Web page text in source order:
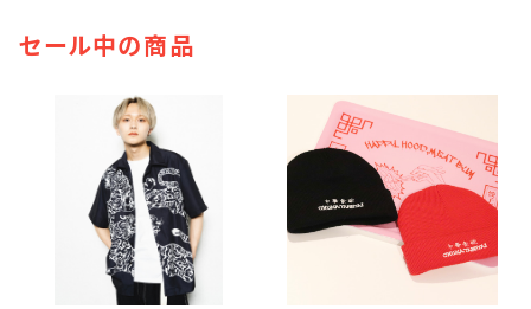
セール中の商品